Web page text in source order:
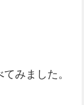
みました。